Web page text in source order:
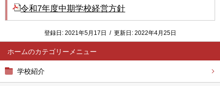
ホーム
学校紹介
令和7年度中期学校経営方針
登録日: 2021年5月17日 / 更新日: 2022年4月25日